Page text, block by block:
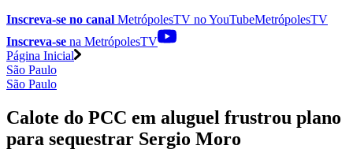
Inscreva-se no canal MetrópolesTV noYouTubeMetrópolesTV
Inscreva-se na MetrópolesTV
Página Inicial
São Paulo
São Paulo
Calote do PCC em aluguel frustrou plano
para sequestrar Sergio Moro